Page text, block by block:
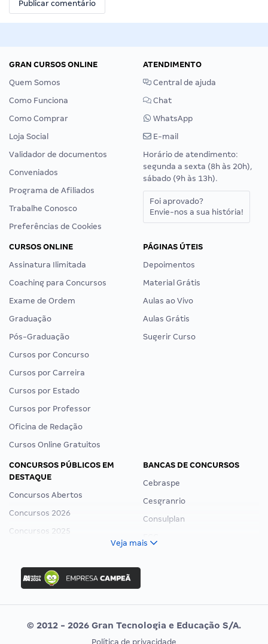
GRAN CURSOS ONLINE
Quem Somos
Como Funciona
Como Comprar
Loja Social
Validador de documentos
Conveniados
Programa de Afiliados
Trabalhe Conosco
Preferências de Cookies
ATENDIMENTO
Central de ajuda
Chat
WhatsApp
E-mail
Horário de atendimento:
segunda a sexta (8h às 20h),
sábado (9h às 13h).
Foi aprovado?
Envie-nos a sua história!
CURSOS ONLINE
Assinatura Ilimitada
Coaching para Concursos
Exame de Ordem
Graduação
Pós-Graduação
Cursos por Concurso
Cursos por Carreira
Cursos por Estado
Cursos por Professor
Oficina de Redação
Cursos Online Gratuitos
PÁGINAS ÚTEIS
Depoimentos
Material Grátis
Aulas ao Vivo
Aulas Grátis
Sugerir Curso
CONCURSOS PÚBLICOS EM
DESTAQUE
Concursos Abertos
Concursos 2026
Concursos 2025
Concurso Ibama
Concurso MPU
Editais publicados
BANCAS DE CONCURSOS
Cebraspe
Cesgranrio
Consulplan
Vunesp
Veja mais
© 2012 - 2026 Gran Tecnologia e Educação S/A.
Política de privacidade